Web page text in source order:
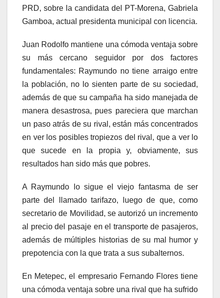
PRD, sobre la candidata del PT-Morena, Gabriela
Gamboa, actual presidenta municipal con licencia.
Juan Rodolfo mantiene una cómoda ventaja sobre
su más cercano seguidor por dos factores
fundamentales: Raymundo no tiene arraigo entre
la población, no lo sienten parte de su sociedad,
además de que su campaña ha sido manejada de
manera desastrosa, pues pareciera que marchan
un paso atrás de su rival, están más concentrados
en ver los posibles tropiezos del rival, que a ver lo
que sucede en la propia y, obviamente, sus
resultados han sido más que pobres.
A Raymundo lo sigue el viejo fantasma de ser
parte del llamado tarifazo, luego de que, como
secretario de Movilidad, se autorizó un incremento
al precio del pasaje en el transporte de pasajeros,
además de múltiples historias de su mal humor y
prepotencia con la que trata a sus subalternos.
En Metepec, el empresario Fernando Flores tiene
una cómoda ventaja sobre una rival que ha sufrido